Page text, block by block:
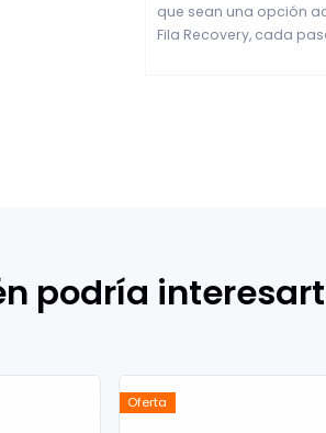
que sean una opción
Fila Recovery, cada
podría
Oferta